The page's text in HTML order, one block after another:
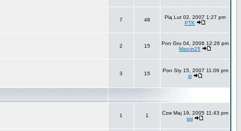
7 48
Pią Lut 02, 2007 1:27 pm
PTK
2 15
Pon Gru 04, 2006 12:26 pm
Marcin25
3 15
Pon Sty 15, 2007 11:06 pm
iti
1 1
Czw Maj 19, 2005 11:43 pm
ssi